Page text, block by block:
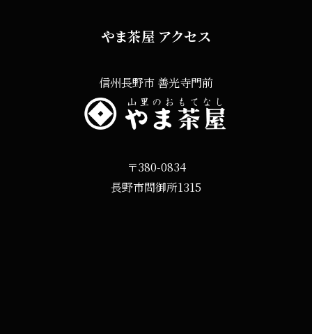
やま茶屋 アクセス
信州長野市 善光寺門前
〒380-0834
長野市問御所1315